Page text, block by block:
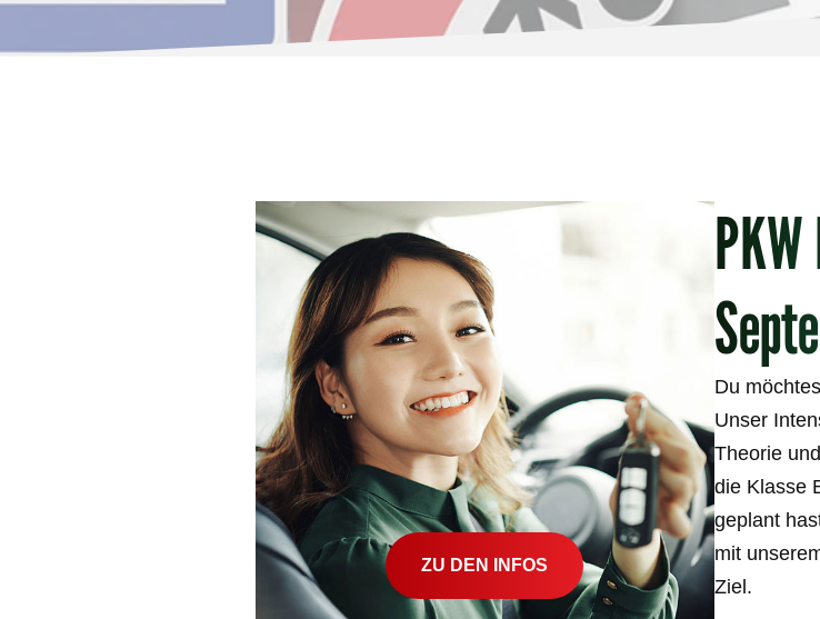
ZU DEN INFOS
Du
Unser
Theorie
die Klasse
geplant
mit
Ziel.